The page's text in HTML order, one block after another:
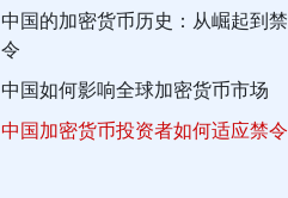
中国的加密货币历史：从崛起到禁
令
中国如何影响全球加密货币市场
中国加密货币投资者如何适应禁令